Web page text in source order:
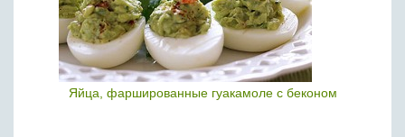
Яйца, фаршированные гуакамоле с беконом